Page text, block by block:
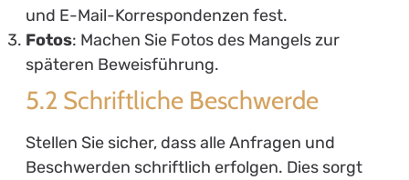
und E-Mail-Korrespondenzen fest.
Fotos: Machen Sie Fotos des Mangels zur
späteren Beweisführung.
5.2 Schriftliche Beschwerde
Stellen Sie sicher, dass alle Anfragen und
Beschwerden schriftlich erfolgen. Dies sorgt